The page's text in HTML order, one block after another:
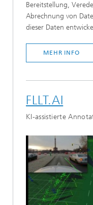
Bereitstellung,
Abrechnung von
dieser Daten
MEHR INFO
FLLT.AI
KI-assistierte